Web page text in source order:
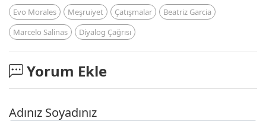
Evo Morales
Meşruiyet Çatışmalar
Beatriz Garcia
Marcelo Salinas
Diyalog Çağrısı
Yorum Ekle
Adınız Soyadınız